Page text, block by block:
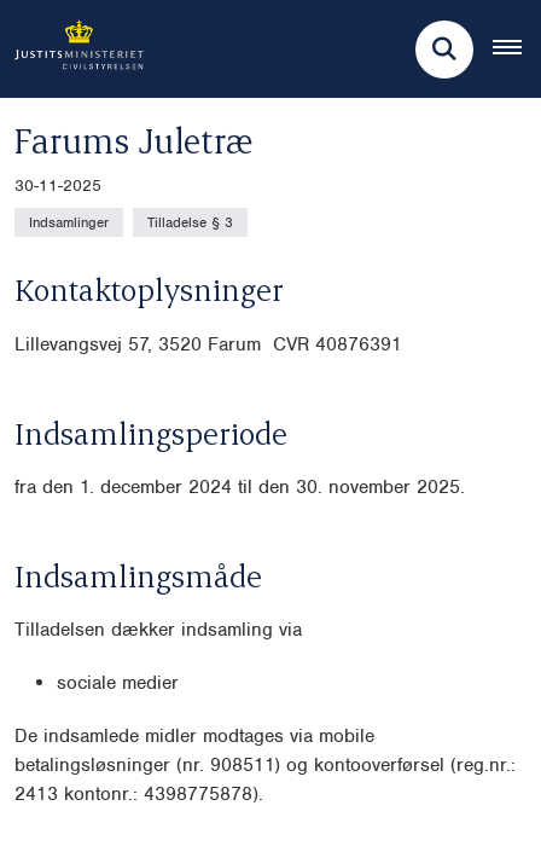
Farums Juletræ
30-11-2025
Indsamlinger Tilladelse § 3
Kontaktoplysninger
Lillevangsvej 57, 3520 Farum CVR 40876391
Indsamlingsperiode
fra den 1. december 2024 til den 30. november 2025.
Indsamlingsmåde
Tilladelsen dækker indsamling via
sociale medier
De indsamlede midler modtages via mobile
betalingsløsninger (nr. 908511) og kontooverførsel (reg.nr.:
2413 kontonr.: 4398775878).